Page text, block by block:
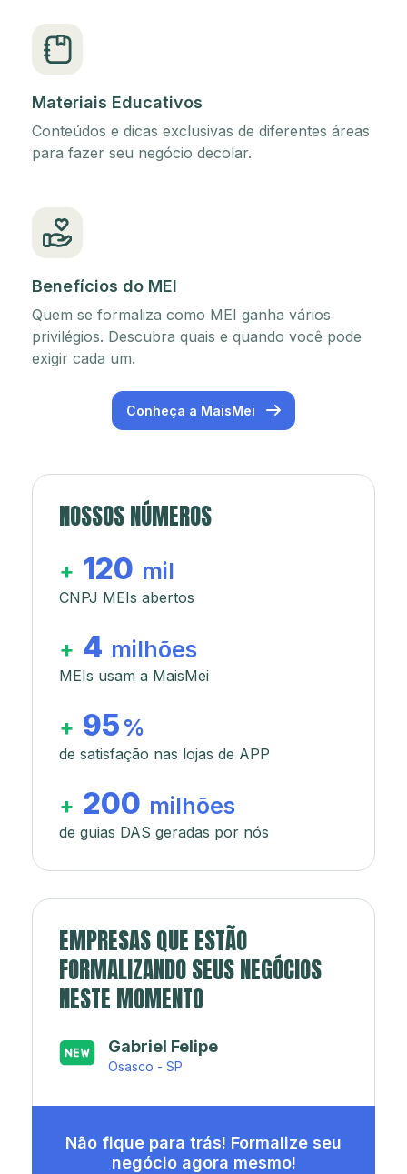
Materiais Educativos
Conteúdos e dicas exclusivas de diferentes áreas
para fazer seu negócio decolar.
Benefícios do MEI
Quem se formaliza como MEI ganha vários
privilégios. Descubra quais e quando você pode
exigir cada um.
Conheça a MaisMei
NOSSOS NÚMEROS
+ 120 mil
CNPJ MEIs abertos
+ 4 milhões
MEIs usam a MaisMei
+ 95 %
de satisfação nas lojas de APP
+ 200 milhões
de guias DAS geradas por nós
EMPRESAS QUE ESTÃO
FORMALIZANDO SEUS NEGÓCIOS
NESTE MOMENTO
Japa’s açaí e sorveteria
Rio de Janeiro - RJ
Não fique para trás! Formalize seu
negócio agora mesmo!